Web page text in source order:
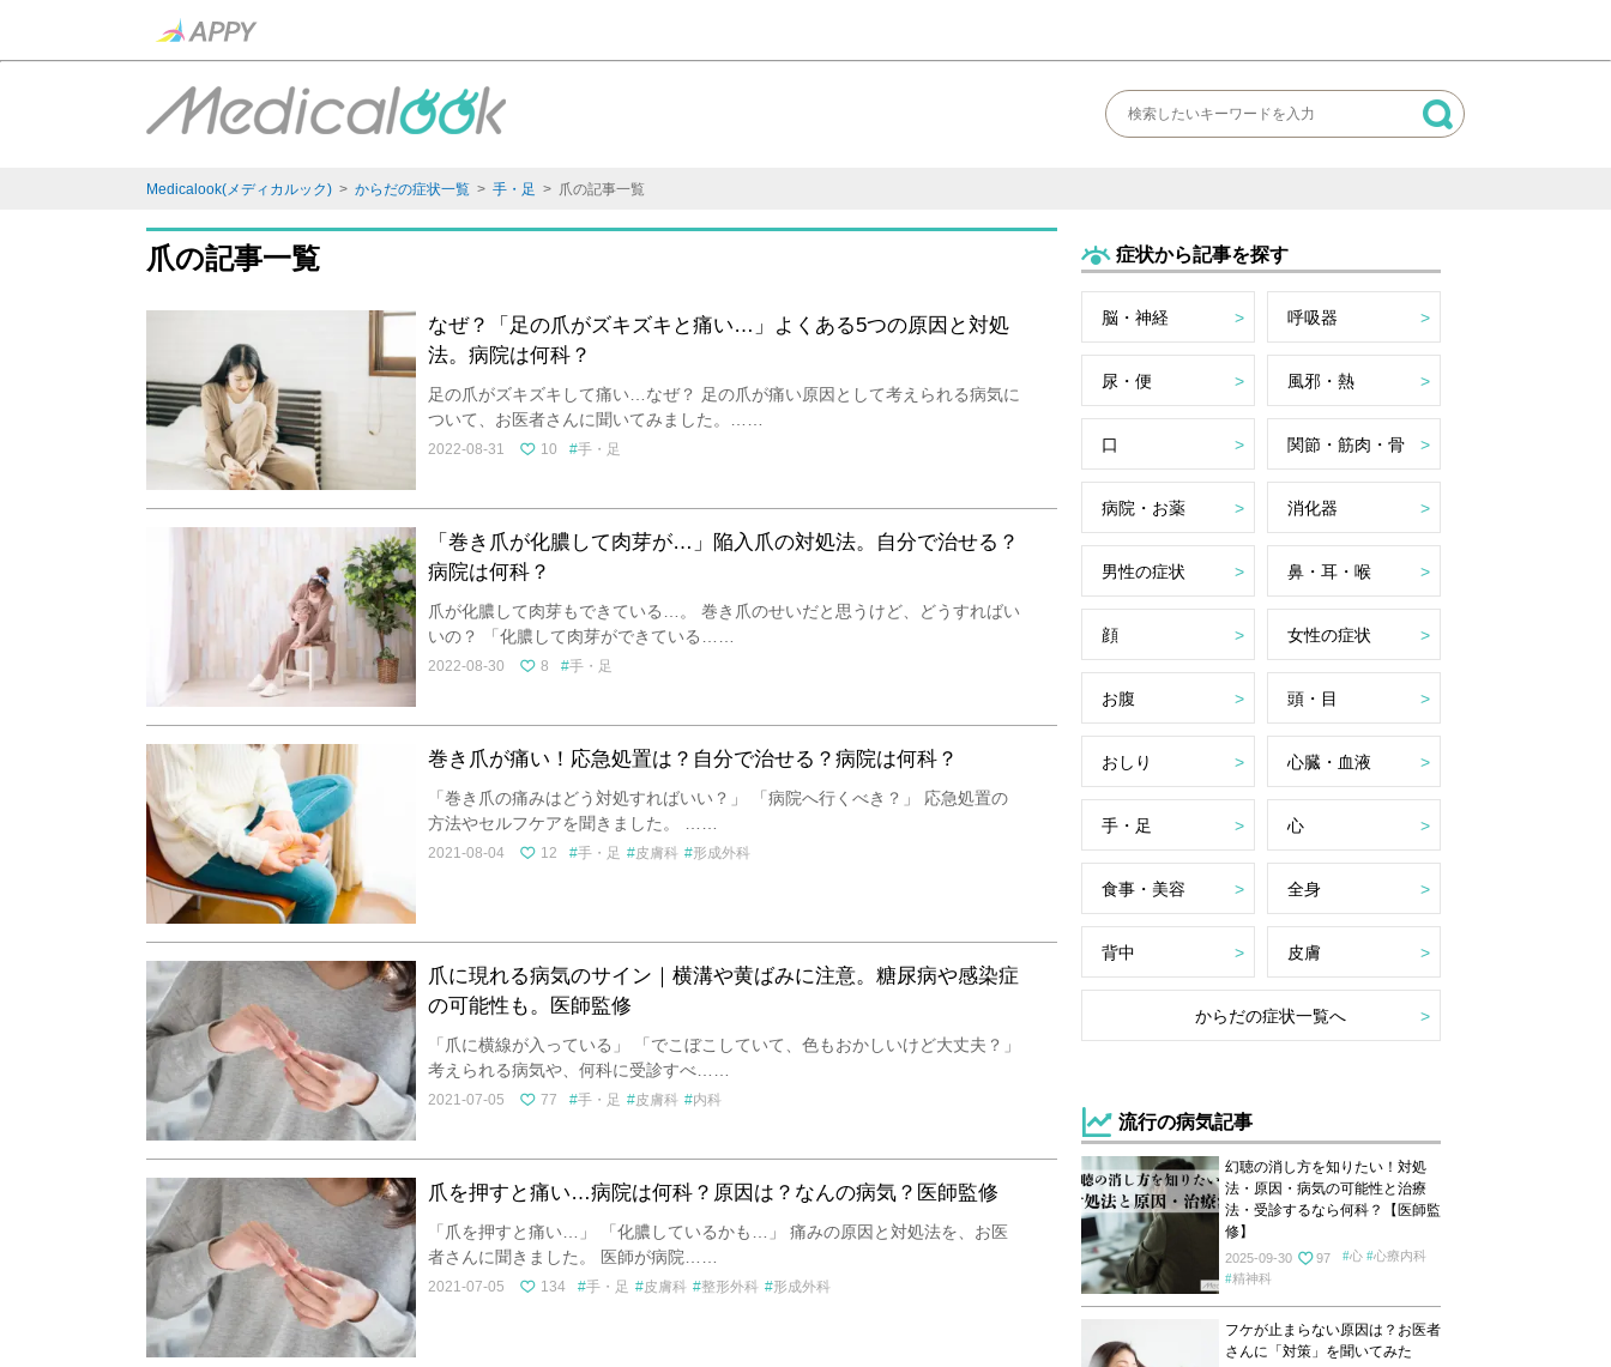
Medicalook(メディカルック) > からだの症状一覧 > 手・足 > 爪の記事一覧
爪の記事一覧
なぜ？「足の爪がズキズキと痛い…」よくある5つの原因と対処
法。病院は何科？
足の爪がズキズキして痛い…なぜ？ 足の爪が痛い原因として考えられる病気に
ついて、お医者さんに聞いてみました。……
2022-08-31 10 手・足
「巻き爪が化膿して肉芽が…」陥入爪の対処法。自分で治せる？
病院は何科？
爪が化膿して肉芽もできている…。 巻き爪のせいだと思うけど、どうすればい
いの？ 「化膿して肉芽ができている……
2022-08-30 8 手・足
巻き爪が痛い！応急処置は？自分で治せる？病院は何科？
「巻き爪の痛みはどう対処すればいい？」 「病院へ行くべき？」 応急処置の
方法やセルフケアを聞きました。 ……
2021-08-04 12 手・足 皮膚科 形成外科
爪に現れる病気のサイン｜横溝や黄ばみに注意。糖尿病や感染症
の可能性も。医師監修
「爪に横線が入っている」 「でこぼこしていて、色もおかしいけど大丈夫？」
考えられる病気や、何科に受診すべ……
2021-07-05 77 手・足 皮膚科 内科
爪を押すと痛い…病院は何科？原因は？なんの病気？医師監修
「爪を押すと痛い…」 「化膿しているかも…」 痛みの原因と対処法を、お医
者さんに聞きました。 医師が病院……
2021-07-05 134 手・足 皮膚科 整形外科 形成外科
症状から記事を探す
脳・神経 呼吸器
尿・便 風邪・熱
口 関節・筋肉・骨
病院・お薬 消化器
男性の症状 鼻・耳・喉
顔 女性の症状
お腹 頭・目
おしり 心臓・血液
手・足 心
食事・美容 全身
背中 皮膚
からだの症状一覧へ
流行の病気記事
幻聴の消し方を知りたい！対処
法・原因・病気の可能性と治療
法・受診するなら何科？【医師監
修】
2025-09-30 97 心
心療内科
精神科
フケが止まらない原因は？お医者
さんに「対策」を聞いてみた